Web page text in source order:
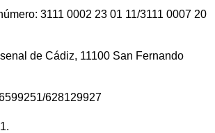
3111 0002 23 01 11/3111 0007 20
de Cádiz, 11100 San Fernando
628129927